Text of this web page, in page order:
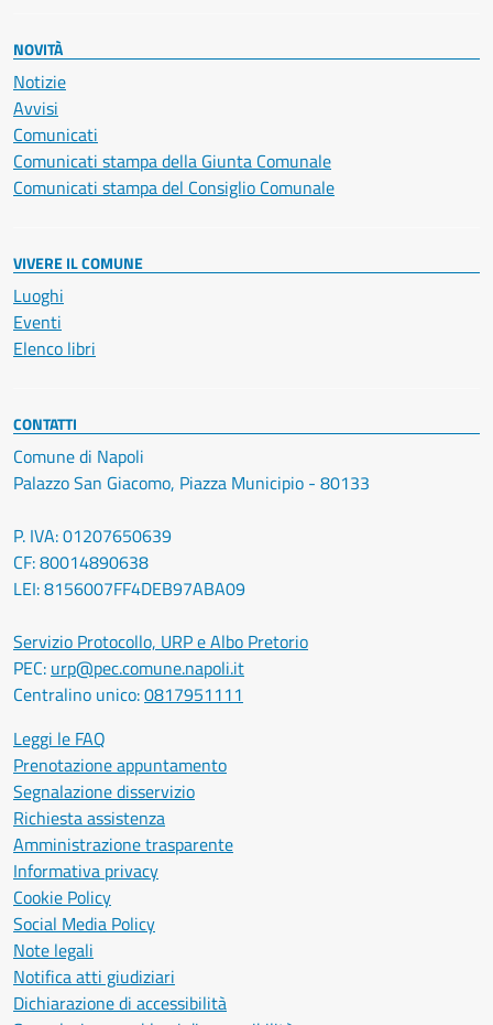
NOVITÀ
Notizie
Avvisi
Comunicati
Comunicati stampa della Giunta Comunale
Comunicati stampa del Consiglio Comunale
VIVERE IL COMUNE
Luoghi
Eventi
Elenco libri
CONTATTI
Comune di Napoli
Palazzo San Giacomo, Piazza Municipio - 80133
P. IVA: 01207650639
CF: 80014890638
LEI: 8156007FF4DEB97ABA09
Servizio Protocollo, URP e Albo Pretorio
PEC: urp@pec.comune.napoli.it
Centralino unico:0817951111
Leggi le FAQ
Prenotazione appuntamento
Segnalazione disservizio
Richiesta assistenza
Amministrazione trasparente
Informativa privacy
Cookie Policy
Social Media Policy
Note legali
Notifica atti giudiziari
Dichiarazione di accessibilità